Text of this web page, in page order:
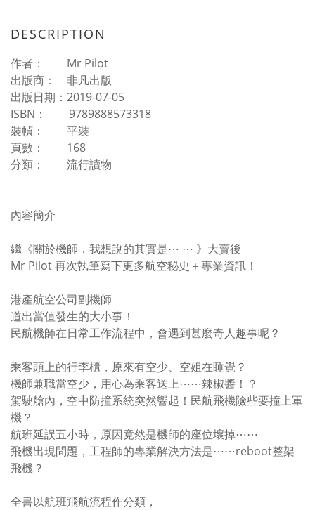
DESCRIPTION
作者： Mr Pilot
出版商： 非凡出版
出版日期：2019-07-05
ISBN： 9789888573318
裝幀： 平裝
頁數： 168
分類： 流行讀物
內容簡介
繼《關於機師，我想說的其實是⋯ ⋯ 》大賣後
Mr Pilot 再次執筆寫下更多航空秘史＋專業資訊！
港產航空公司副機師
道出當值發生的大小事！
民航機師在日常工作流程中，會遇到甚麼奇人趣事呢？
乘客頭上的行李櫃，原來有空少、空姐在睡覺？
機師兼職當空少，用心為乘客送上⋯⋯辣椒醬！？
駕駛艙內，空中防撞系統突然響起！民航飛機險些要撞上軍
機？
航班延誤五小時，原因竟然是機師的座位壞掉⋯⋯
飛機出現問題，工程師的專業解決方法是⋯⋯reboot整架
飛機？
全書以航班飛航流程作分類，